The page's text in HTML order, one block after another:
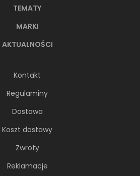
TEMATY
MARKI
AKTUALNOŚCI
Kontakt
Regulaminy
Dostawa
Koszt dostawy
Zwroty
Reklamacje